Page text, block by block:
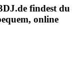
findest du
online